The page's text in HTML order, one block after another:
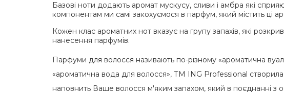
Базові ноти додають аромат мускусу, сливи і амбра які
компонентам ми самі закохуємося в парфум, який містить ці
Кожен клас ароматних нот вказує на групу запахів, які
нанесення парфумів.
Парфуми для волосся називають по-різному «ароматична
«ароматична вода для волосся», ТМ ING Professional створила
наповнить Ваше волосся м'яким запахом, який в поєднанні